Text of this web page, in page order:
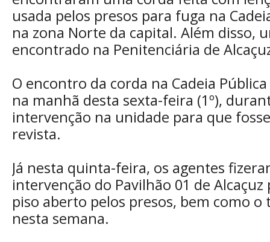
usada pelos presos para fuga na
na zona Norte da capital. Além disso,
encontrado na Penitenciária de
O encontro da corda na Cadeia
na manhã desta sexta-feira (1º),
intervenção na unidade para que
revista.
Já nesta quinta-feira, os agentes
intervenção do Pavilhão 01 de
piso aberto pelos presos, bem como
nesta semana.